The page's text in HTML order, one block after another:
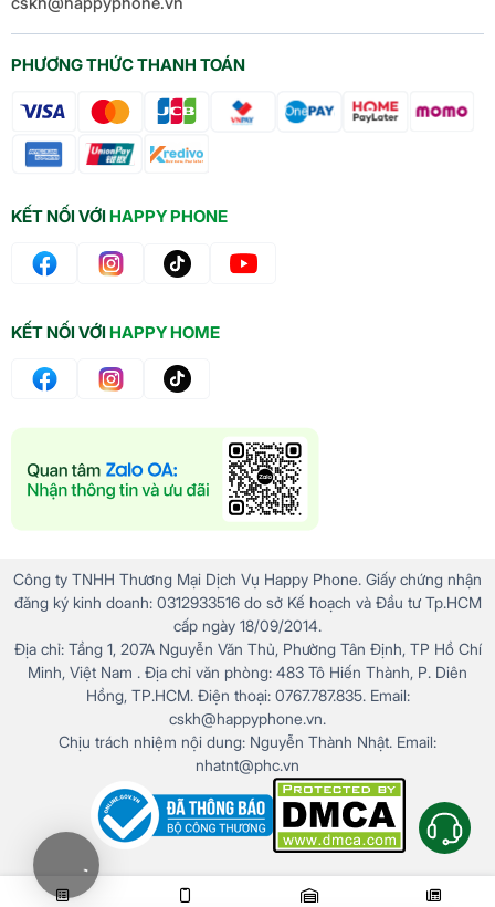
PHƯƠNG THỨC THANH TOÁN
KẾT NỐI VỚIHAPPY PHONE
KẾT NỐI VỚIHAPPY HOME
Công ty TNHH Thương Mại Dịch Vụ Happy Phone. Giấy chứng nhận
đăng ký kinh doanh: 0312933516 do sở Kế hoạch và Đầu tư Tp.HCM
cấp ngày 18/09/2014.
Địa chỉ: Tầng 1, 207A Nguyễn Văn Thủ, Phường Tân Định, TP Hồ Chí
Minh, Việt Nam . Địa chỉ văn phòng: 483 Tô Hiến Thành, P. Diên
Hồng, TP.HCM. Điện thoại: 0767.787.835. Email:
cskh@happyphone.vn.
Chịu trách nhiệm nội dung: Nguyễn Thành Nhật. Email:
nhatnt@phc.vn